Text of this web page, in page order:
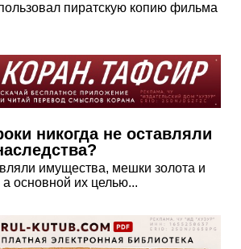
пиратскую копию фильма
никогда не оставляли
имущества, мешки золота и
а основной их целью...